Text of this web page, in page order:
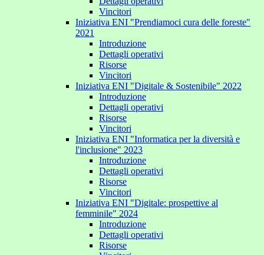
Vincitori
Iniziativa ENI "Prendiamoci cura delle foreste"
2021
Introduzione
Dettagli operativi
Risorse
Vincitori
Iniziativa ENI "Digitale & Sostenibile" 2022
Introduzione
Dettagli operativi
Risorse
Vincitori
Iniziativa ENI "Informatica per la diversità e
l'inclusione" 2023
Introduzione
Dettagli operativi
Risorse
Vincitori
Iniziativa ENI "Digitale: prospettive al
femminile" 2024
Introduzione
Dettagli operativi
Risorse